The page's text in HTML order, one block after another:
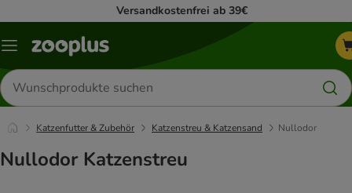
Versandkostenfrei ab 39€
Menü
Produkte
suchen
Katzenfutter & Zubehör Katzenstreu & Katzensand Nullodor
Nullodor Katzenstreu